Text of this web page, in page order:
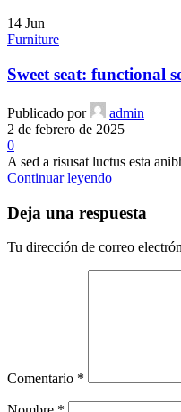
14 Jun
Furniture
Sweet seat: functional
Publicado por
admin
2 de febrero de 2025
0
A sed a risusat luctus esta
Continuar leyendo
Deja una respuesta
Tu dirección de correo
Comentario *